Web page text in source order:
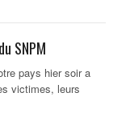
SNPM
pays hier soir a
victimes, leurs